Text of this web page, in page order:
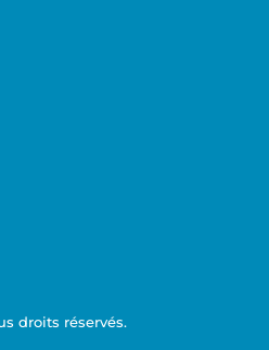
droits réservés.